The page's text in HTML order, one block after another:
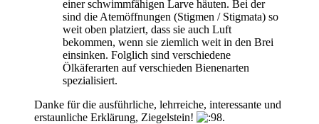
einer schwimmfähigen Larve häuten. Bei der
sind die Atemöffnungen (Stigmen / Stigmata) so
weit oben platziert, dass sie auch Luft
bekommen, wenn sie ziemlich weit in den Brei
einsinken. Folglich sind verschiedene
Ölkäferarten auf verschieden Bienenarten
spezialisiert.
Danke für die ausführliche, lehrreiche, interessante und
erstaunliche Erklärung, Ziegelstein!